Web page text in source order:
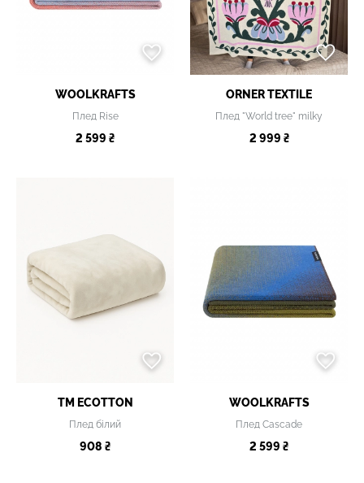
WOOLKRAFTS
Плед Rise
2 599 ₴
ORNER TEXTILE
Плед "World tree" milky
2 999 ₴
TM ECOTTON
Плед білий
908 ₴
WOOLKRAFTS
Плед Cascade
2 599 ₴